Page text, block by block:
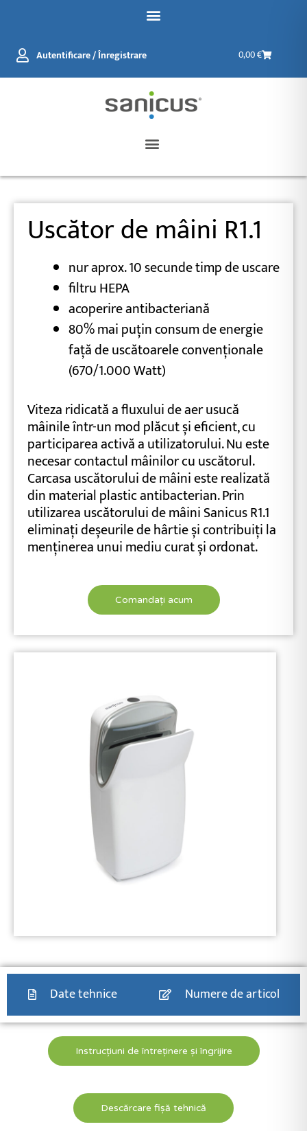
Autentificare / Înregistrare 0,00€Coș
de
Uscător de mâini R1.1
nur aprox. 10 secunde timp de uscare
filtru HEPA
acoperire antibacteriană
80% mai puțin consum de energie
față de uscătoarele convenționale
(670/1.000 Watt)
Viteza ridicată a fluxului de aer usucă
mâinile într-un mod plăcut și eficient, cu
participarea activă a utilizatorului. Nu este
necesar contactul mâinilor cu uscătorul.
Carcasa uscătorului de mâini este realizată
din material plastic antibacterian. Prin
utilizarea uscătorului de mâini Sanicus R1.1
eliminați deșeurile de hârtie și contribuiți la
menținerea unui mediu curat și ordonat.
Comandați acum
Date tehnice Numere de articol
Instrucțiuni de întreținere și îngrijire
Descărcare fișă tehnică